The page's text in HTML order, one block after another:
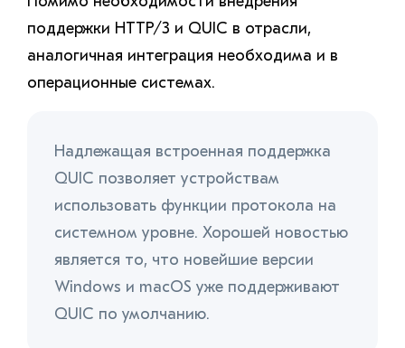
поддержки HTTP/3 и QUIC в отрасли,
аналогичная интеграция необходима и в
операционные системах.
Надлежащая встроенная поддержка
QUIC позволяет устройствам
использовать функции протокола на
системном уровне. Хорошей новостью
является то, что новейшие версии
Windows и macOS уже поддерживают
QUIC по умолчанию.